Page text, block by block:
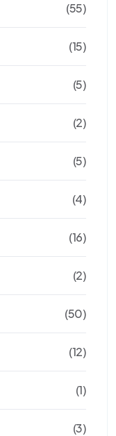
(55)
(15)
(5)
(2)
(5)
(4)
(16)
(2)
(50)
(12)
(1)
(3)